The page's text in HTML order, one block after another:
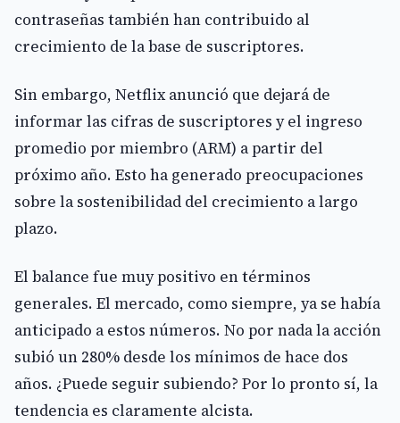
contraseñas también han contribuido al
crecimiento de la base de suscriptores.
Sin embargo, Netflix anunció que dejará de
informar las cifras de suscriptores y el ingreso
promedio por miembro (ARM) a partir del
próximo año. Esto ha generado preocupaciones
sobre la sostenibilidad del crecimiento a largo
plazo.
El balance fue muy positivo en términos
generales. El mercado, como siempre, ya se había
anticipado a estos números. No por nada la acción
subió un 280% desde los mínimos de hace dos
años. ¿Puede seguir subiendo? Por lo pronto sí, la
tendencia es claramente alcista.